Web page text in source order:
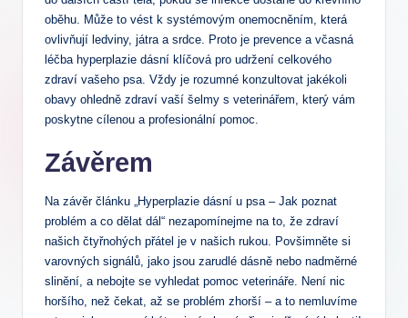
oběhu. Může to vést k systémovým onemocněním, která
ovlivňují ledviny, játra a srdce. Proto je prevence a včasná
léčba hyperplazie dásní klíčová pro udržení celkového
zdraví vašeho psa. Vždy je rozumné konzultovat jakékoli
obavy ohledně zdraví vaší šelmy s veterinářem, který vám
poskytne cílenou a profesionální pomoc.
Závěrem
Na závěr článku „Hyperplazie dásní u psa – Jak poznat
problém a co dělat dál“ nezapomínejme na to, že zdraví
našich čtyřnohých přátel je v našich rukou. Povšimněte si
varovných signálů, jako jsou zarudlé dásně nebo nadměrné
slinění, a nebojte se vyhledat pomoc veterináře. Není nic
horšího, než čekat, až se problém zhorší – a to nemluvíme